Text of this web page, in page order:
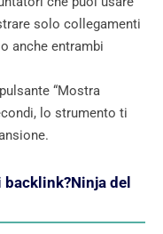
solo collegamenti
anche entrambi
“Mostra
lo strumento ti
backlink?Ninja del